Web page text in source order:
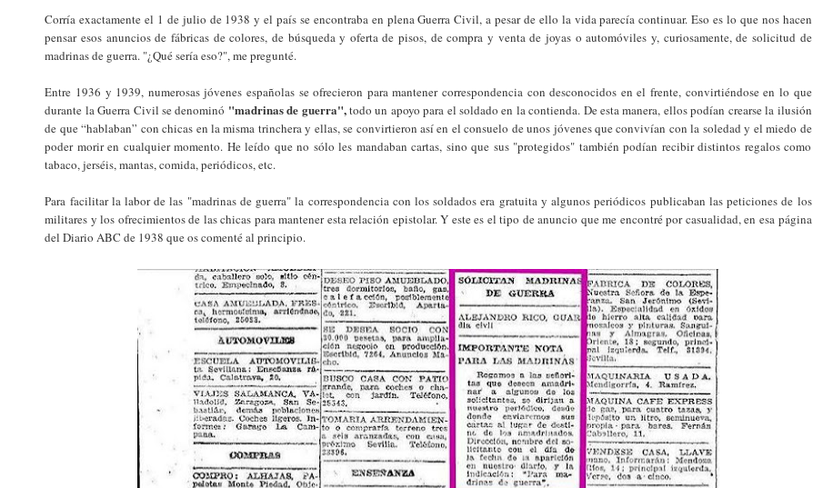
Corría exactamente el 1 de julio de 1938 y el país se encontraba en plena Guerra Civil, a pesar de ello la vida parecía continuar. Eso es lo que nos hacen
pensar esos anuncios de fábricas de colores, de búsqueda y oferta de pisos, de compra y venta de joyas o automóviles y, curiosamente, de solicitud de
madrinas de guerra. "¿Qué sería eso?", me pregunté.
Entre 1936 y 1939, numerosas jóvenes españolas se ofrecieron para mantener correspondencia con desconocidos en el frente, convirtiéndose en lo que
durante la Guerra Civil se denominó "madrinas de guerra",todo un apoyo para el soldado en la contienda. De esta manera, ellos podían crearse la ilusión
de que “hablaban” con chicas en la misma trinchera y ellas, se convirtieron así en el consuelo de unos jóvenes que convivían con la soledad y el miedo de
poder morir en cualquier momento. He leído que no sólo les mandaban cartas, sino que sus "protegidos" también podían recibir distintos regalos como
tabaco, jerséis, mantas, comida, periódicos, etc.
Para facilitar la labor de las "madrinas de guerra" la correspondencia con los soldados era gratuita y algunos periódicos publicaban las peticiones de los
militares y los ofrecimientos de las chicas para mantener esta relación epistolar. Y este es el tipo de anuncio que me encontré por casualidad, en esa página
del Diario ABC de 1938 que os comenté al principio.